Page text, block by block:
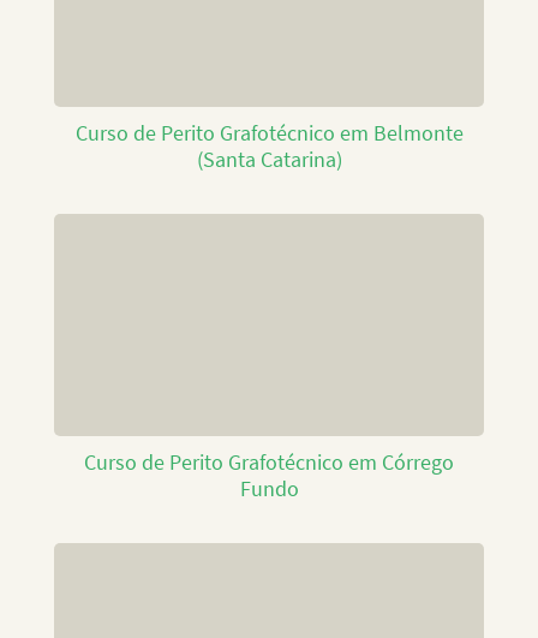
Curso de Perito Grafotécnico em Belmonte
(Santa Catarina)
Curso de Perito Grafotécnico em Córrego
Fundo